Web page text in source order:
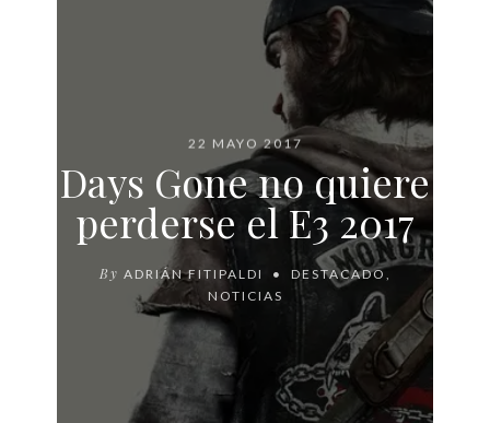
22 MAYO 2017
Days Gone no quiere
perderse el E3 2017
By ADRIÁN FITIPALDI DESTACADO,
NOTICIAS